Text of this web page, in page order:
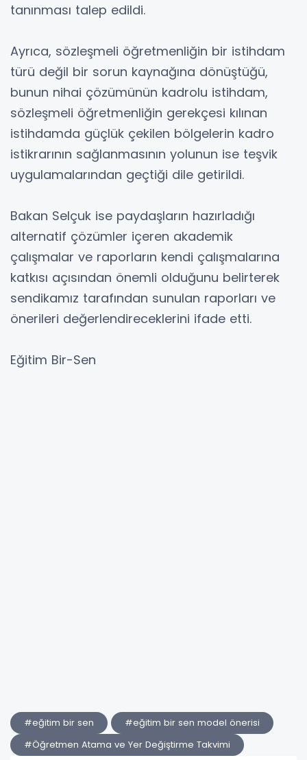
tanınması talep edildi.
Ayrıca, sözleşmeli öğretmenliğin bir istihdam
türü değil bir sorun kaynağına dönüştüğü,
bunun nihai çözümünün kadrolu istihdam,
sözleşmeli öğretmenliğin gerekçesi kılınan
istihdamda güçlük çekilen bölgelerin kadro
istikrarının sağlanmasının yolunun ise teşvik
uygulamalarından geçtiği dile getirildi.
Bakan Selçuk ise paydaşların hazırladığı
alternatif çözümler içeren akademik
çalışmalar ve raporların kendi çalışmalarına
katkısı açısından önemli olduğunu belirterek
sendikamız tarafından sunulan raporları ve
önerileri değerlendireceklerini ifade etti.
Eğitim Bir-Sen
#eğitim bir sen
#eğitim bir sen model önerisi
#Öğretmen Atama ve Yer Değiştirme Takvimi